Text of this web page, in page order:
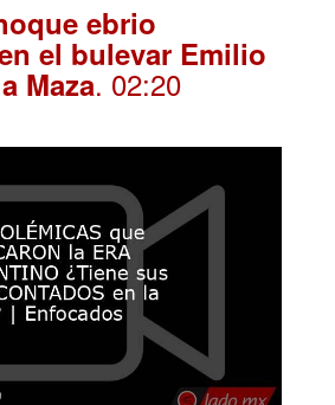
ebrio
el bulevar Emilio
Maza. 02:20